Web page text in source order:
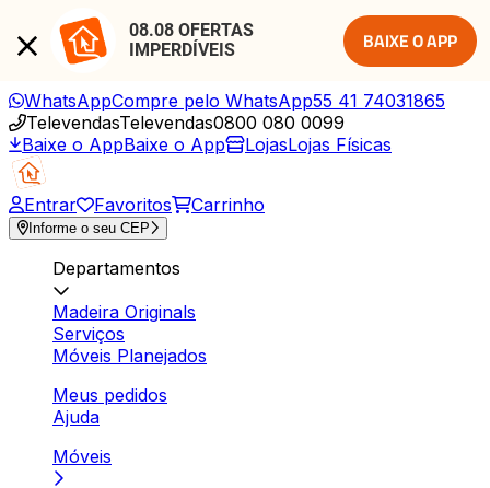
08.08 OFERTAS
IMPERDÍVEIS
BAIXE O APP
WhatsAppCompre pelo WhatsApp55 41 74031865
TelevendasTelevendas0800 080 0099
Baixe o AppBaixe o App LojasLojas Físicas
Entrar Favoritos Carrinho
Informe o seu CEP
Departamentos
Madeira Originals
Serviços
Móveis Planejados
Meus pedidos
Ajuda
Móveis